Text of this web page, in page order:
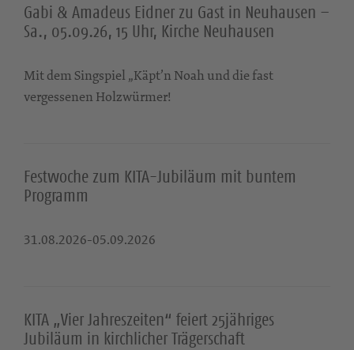
Gabi & Amadeus Eidner zu Gast in Neuhausen –
Sa., 05.09.26, 15 Uhr, Kirche Neuhausen
Mit dem Singspiel „Käpt’n Noah und die fast
vergessenen Holzwürmer!
Festwoche zum KITA-Jubiläum mit buntem
Programm
31.08.2026-05.09.2026
KITA „Vier Jahreszeiten“ feiert 25jähriges
Jubiläum in kirchlicher Trägerschaft